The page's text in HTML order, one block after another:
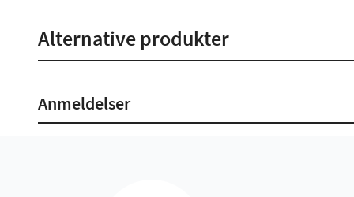
Alternative produkter
Anmeldelser